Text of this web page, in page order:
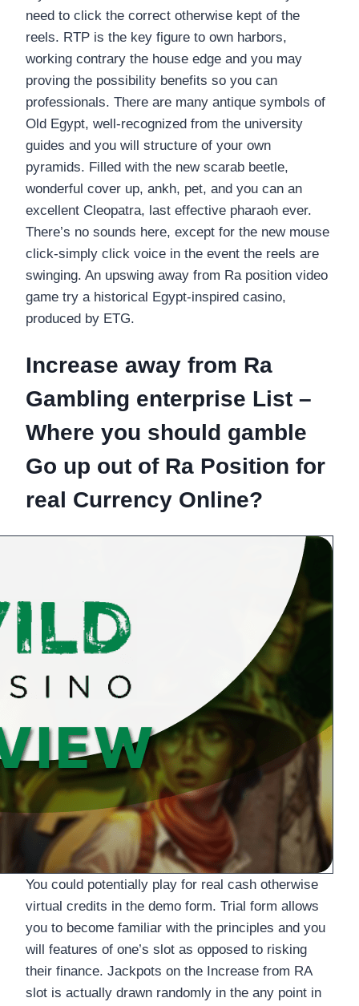
need to click the correct otherwise kept of the
reels. RTP is the key figure to own harbors,
working contrary the house edge and you may
proving the possibility benefits so you can
professionals. There are many antique symbols of
Old Egypt, well-recognized from the university
guides and you will structure of your own
pyramids. Filled with the new scarab beetle,
wonderful cover up, ankh, pet, and you can an
excellent Cleopatra, last effective pharaoh ever.
There’s no sounds here, except for the new mouse
click-simply click voice in the event the reels are
swinging. An upswing away from Ra position video
game try a historical Egypt-inspired casino,
produced by ETG.
Increase away from Ra
Gambling enterprise List –
Where you should gamble
Go up out of Ra Position for
real Currency Online?
You could potentially play for real cash otherwise
virtual credits in the demo form. Trial form allows
you to become familiar with the principles and you
will features of one’s slot as opposed to risking
their finance. Jackpots on the Increase from RA
slot is actually drawn randomly in the any point in